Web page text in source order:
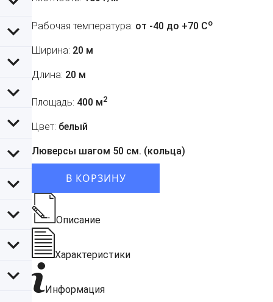
Рабочая температура: от -40 до +70 Co
Ширина: 20 м
Длина: 20 м
Площадь: 400 м2
Цвет: белый
Люверсы шагом 50 см. (кольца)
В КОРЗИНУ
Описание
Характеристики
Информация